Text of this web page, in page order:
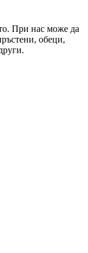
При нас може да
обеци,